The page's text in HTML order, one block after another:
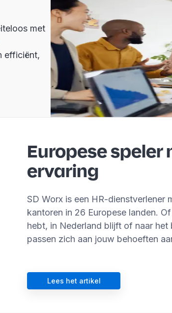
met
efficiënt,
Europese speler
ervaring
SD Worx is een HR-dienstverlener
kantoren in 26 Europese landen.
hebt, in Nederland blijft of naar
passen zich aan jouw behoeften
Lees het artikel